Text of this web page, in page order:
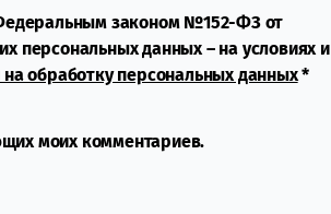
законом №152-ФЗ от
персональных данных – на условиях и
на обработку персональных данных*
моих комментариев.